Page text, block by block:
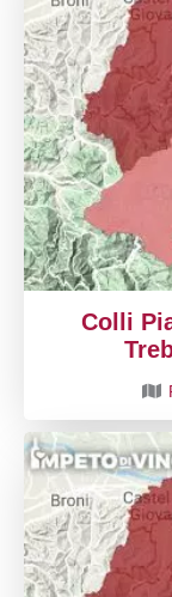
Colli